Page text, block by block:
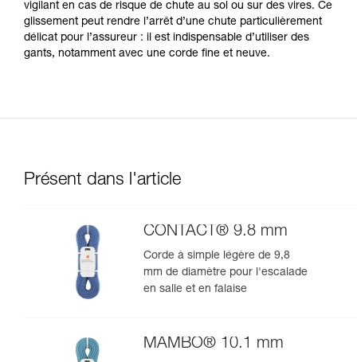
vigilant en cas de risque de chute au sol ou sur des vires. Ce
glissement peut rendre l’arrêt d’une chute particulièrement
délicat pour l’assureur : il est indispensable d’utiliser des
gants, notamment avec une corde fine et neuve.
Présent dans l'article
CONTACT® 9.8 mm
Corde à simple légère de 9,8
mm de diamètre pour l'escalade
en salle et en falaise
MAMBO® 10.1 mm